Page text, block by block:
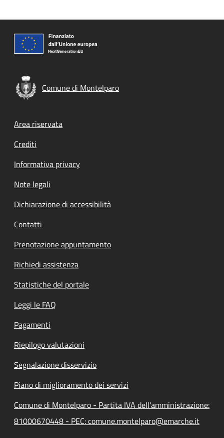
Comune di Montelparo
Footer menu
Area riservata
Crediti
Informativa privacy
Note legali
Dichiarazione di accessibilità
Contatti
Prenotazione appuntamento
Richiedi assistenza
Statistiche del portale
Leggi le FAQ
Pagamenti
Riepilogo valutazioni
Segnalazione disservizio
Piano di miglioramento dei servizi
Comune di Montelparo - Partita IVA dell'amministrazione:
81000670448 - PEC: comune.montelparo@emarche.it